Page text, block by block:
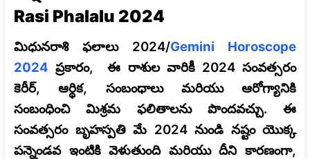
Rasi Phalalu 2024
మిధునరాశి ఫలాలు 2024/Gemini Horoscope
2024 ప్రకారం, ఈ రాశుల వారికీ 2024 సంవత్సరం
కెరీర్, ఆర్థిక, సంబంధాలు మరియు ఆరోగ్యానికి
సంబంధించి మిశ్రమ ఫలితాలను పొందవచ్చు. ఈ
సంవత్సరం బృహస్పతి మే 2024 నుండి నష్టం యొక్క
పన్నెండవ ఇంటికి వెళుతుంది మరియు దీని కారణంగా,